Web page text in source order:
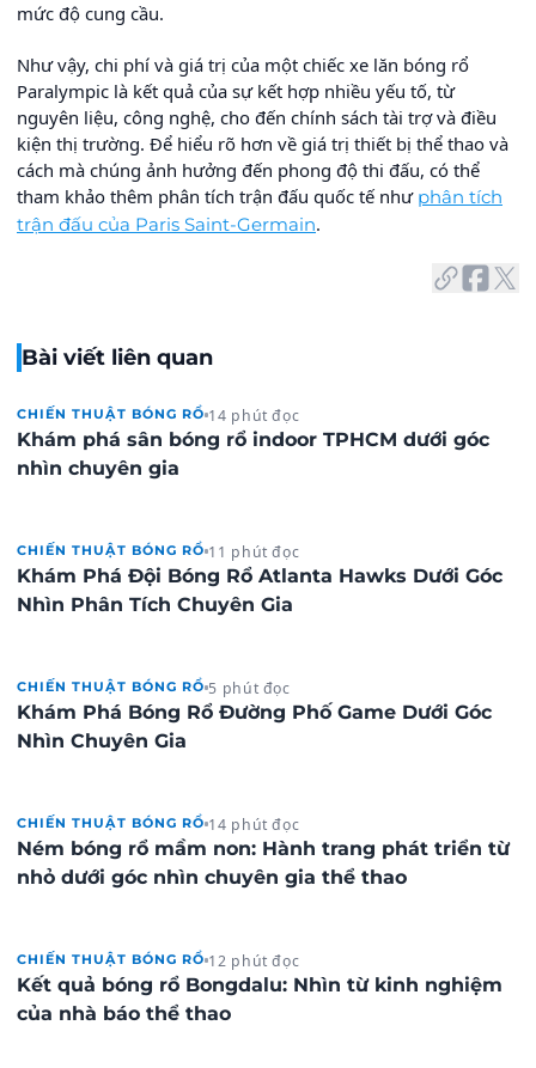
mức độ cung cầu.
Như vậy, chi phí và giá trị của một chiếc xe lăn bóng rổ
Paralympic là kết quả của sự kết hợp nhiều yếu tố, từ
nguyên liệu, công nghệ, cho đến chính sách tài trợ và điều
kiện thị trường. Để hiểu rõ hơn về giá trị thiết bị thể thao và
cách mà chúng ảnh hưởng đến phong độ thi đấu, có thể
tham khảo thêm phân tích trận đấu quốc tế như phân tích
trận đấu của Paris Saint-Germain.
Bài viết liên quan
CHIẾN THUẬT BÓNG RỔ 14 phút đọc
Khám phá sân bóng rổ indoor TPHCM dưới góc
nhìn chuyên gia
CHIẾN THUẬT BÓNG RỔ 11 phút đọc
Khám Phá Đội Bóng Rổ Atlanta Hawks Dưới Góc
Nhìn Phân Tích Chuyên Gia
CHIẾN THUẬT BÓNG RỔ 5 phút đọc
Khám Phá Bóng Rổ Đường Phố Game Dưới Góc
Nhìn Chuyên Gia
CHIẾN THUẬT BÓNG RỔ 14 phút đọc
Ném bóng rổ mầm non: Hành trang phát triển từ
nhỏ dưới góc nhìn chuyên gia thể thao
CHIẾN THUẬT BÓNG RỔ 12 phút đọc
Kết quả bóng rổ Bongdalu: Nhìn từ kinh nghiệm
của nhà báo thể thao